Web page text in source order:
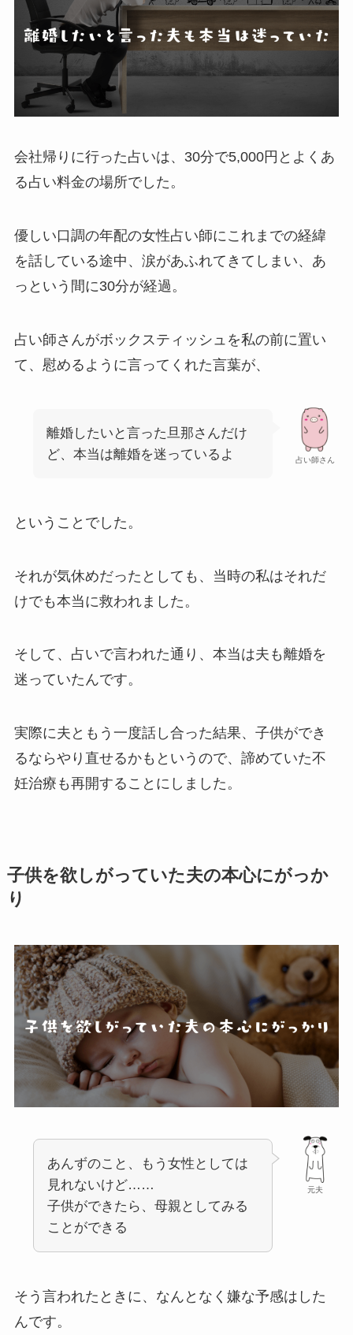
会社帰りに行った占いは、30分で5,000円とよくあ
る占い料金の場所でした。
優しい口調の年配の女性占い師にこれまでの経緯
を話している途中、涙があふれてきてしまい、あ
っという間に30分が経過。
占い師さんがボックスティッシュを私の前に置い
て、慰めるように言ってくれた言葉が、
占い師さん
離婚したいと言った旦那さんだけ
ど、本当は離婚を迷っているよ
ということでした。
それが気休めだったとしても、当時の私はそれだ
けでも本当に救われました。
そして、占いで言われた通り、本当は夫も離婚を
迷っていたんです。
実際に夫ともう一度話し合った結果、子供ができ
るならやり直せるかもというので、諦めていた不
妊治療も再開することにしました。
子供を欲しがっていた夫の本心にがっか
り
元夫
あんずのこと、もう女性としては
見れないけど……
子供ができたら、母親としてみる
ことができる
そう言われたときに、なんとなく嫌な予感はした
んです。